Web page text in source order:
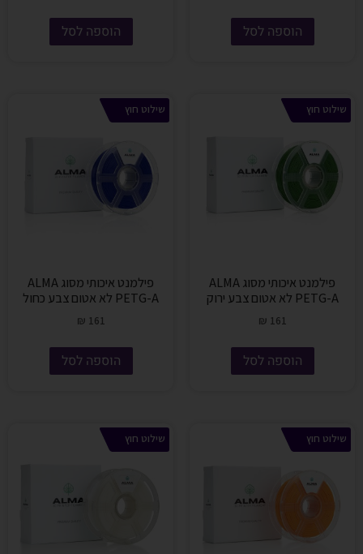
הוספה לסל הוספה לסל
שילוט חוץ
פילמנט איכותי מסוג ALMA
PETG-A לא אטום צבע ירוק
₪ 161
הוספה לסל
שילוט חוץ
פילמנט איכותי מסוג ALMA
PETG-A לא אטום צבע כחול
₪ 161
הוספה לסל
שילוט חוץ שילוט חוץ